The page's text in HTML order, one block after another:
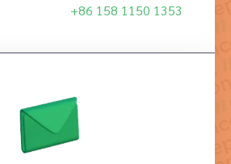
+86 158 1150 1353